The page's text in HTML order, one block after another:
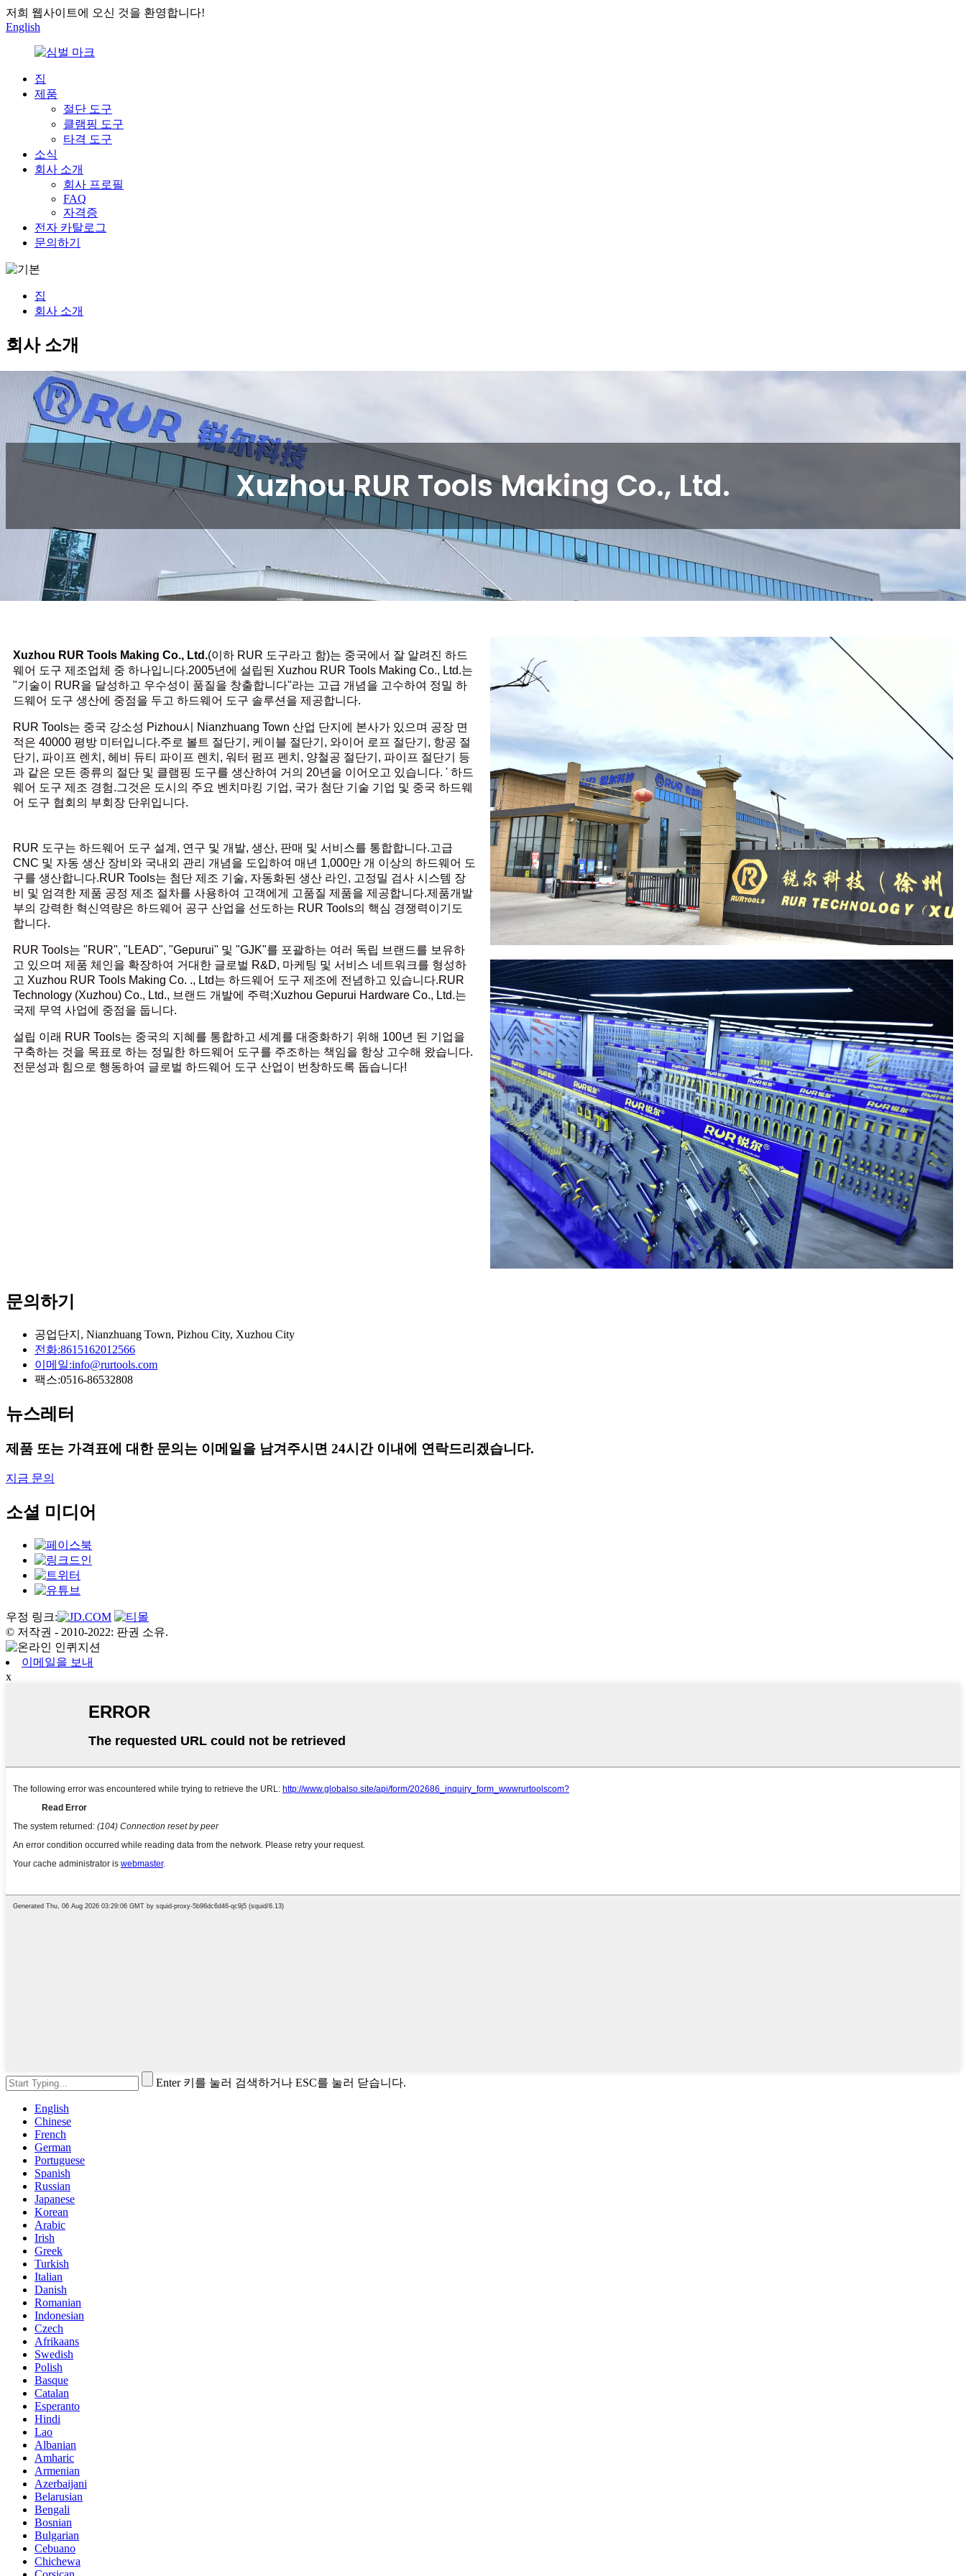
저희 웹사이트에 오신 것을 환영합니다!
English
집
제품
절단 도구
클램핑 도구
타격 도구
소식
회사 소개
회사 프로필
FAQ
자격증
전자 카탈로그
문의하기
집
회사 소개
회사 소개
Xuzhou RUR Tools Making Co., Ltd.
Xuzhou RUR Tools Making Co., Ltd.(이하 RUR 도구라고 함)는 중국에서 잘 알려진 하드
웨어 도구 제조업체 중 하나입니다.2005년에 설립된 Xuzhou RUR Tools Making Co., Ltd.는
"기술이 RUR을 달성하고 우수성이 품질을 창출합니다"라는 고급 개념을 고수하여 정밀 하
드웨어 도구 생산에 중점을 두고 하드웨어 도구 솔루션을 제공합니다.
RUR Tools는 중국 강소성 Pizhou시 Nianzhuang Town 산업 단지에 본사가 있으며 공장 면
적은 40000 평방 미터입니다.주로 볼트 절단기, 케이블 절단기, 와이어 로프 절단기, 항공 절
단기, 파이프 렌치, 헤비 듀티 파이프 렌치, 워터 펌프 펜치, 양철공 절단기, 파이프 절단기 등
과 같은 모든 종류의 절단 및 클램핑 도구를 생산하여 거의 20년을 이어오고 있습니다. ' 하드
웨어 도구 제조 경험.그것은 도시의 주요 벤치마킹 기업, 국가 첨단 기술 기업 및 중국 하드웨
어 도구 협회의 부회장 단위입니다.
RUR 도구는 하드웨어 도구 설계, 연구 및 개발, 생산, 판매 및 서비스를 통합합니다.고급
CNC 및 자동 생산 장비와 국내외 관리 개념을 도입하여 매년 1,000만 개 이상의 하드웨어 도
구를 생산합니다.RUR Tools는 첨단 제조 기술, 자동화된 생산 라인, 고정밀 검사 시스템 장
비 및 엄격한 제품 공정 제조 절차를 사용하여 고객에게 고품질 제품을 제공합니다.제품개발
부의 강력한 혁신역량은 하드웨어 공구 산업을 선도하는 RUR Tools의 핵심 경쟁력이기도
합니다.
RUR Tools는 "RUR", "LEAD", "Gepurui" 및 "GJK"를 포괄하는 여러 독립 브랜드를 보유하
고 있으며 제품 체인을 확장하여 거대한 글로벌 R&D, 마케팅 및 서비스 네트워크를 형성하
고 Xuzhou RUR Tools Making Co. ., Ltd는 하드웨어 도구 제조에 전념하고 있습니다.RUR
Technology (Xuzhou) Co., Ltd., 브랜드 개발에 주력;Xuzhou Gepurui Hardware Co., Ltd.는
국제 무역 사업에 중점을 둡니다.
설립 이래 RUR Tools는 중국의 지혜를 통합하고 세계를 대중화하기 위해 100년 된 기업을
구축하는 것을 목표로 하는 정밀한 하드웨어 도구를 주조하는 책임을 항상 고수해 왔습니다.
전문성과 힘으로 행동하여 글로벌 하드웨어 도구 산업이 번창하도록 돕습니다!
문의하기
공업단지, Nianzhuang Town, Pizhou City, Xuzhou City
전화:8615162012566
이메일:info@rurtools.com
팩스:0516-86532808
뉴스레터
제품 또는 가격표에 대한 문의는 이메일을 남겨주시면 24시간 이내에 연락드리겠습니다.
지금 문의
소셜 미디어
우정 링크:
© 저작권 - 2010-2022: 판권 소유.
이메일을 보내
x
Enter 키를 눌러 검색하거나 ESC를 눌러 닫습니다.
English
Chinese
French
German
Portuguese
Spanish
Russian
Japanese
Korean
Arabic
Irish
Greek
Turkish
Italian
Danish
Romanian
Indonesian
Czech
Afrikaans
Swedish
Polish
Basque
Catalan
Esperanto
Hindi
Lao
Albanian
Amharic
Armenian
Azerbaijani
Belarusian
Bengali
Bosnian
Bulgarian
Cebuano
Chichewa